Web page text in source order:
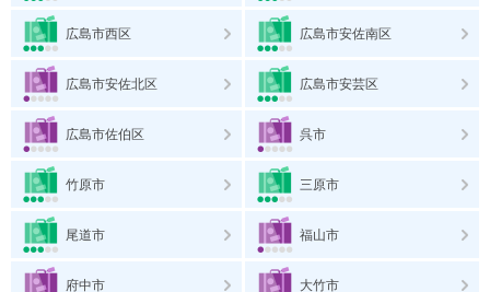
広島市西区 広島市安佐南区
広島市安佐北区 広島市安芸区
広島市佐伯区 呉市
竹原市 三原市
尾道市 福山市
府中市 大竹市